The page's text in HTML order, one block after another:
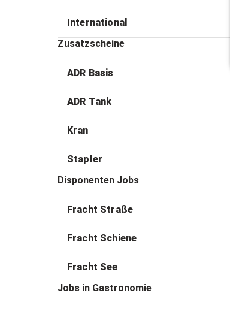
International
Zusatzscheine
ADR Basis
ADR Tank
Kran
Stapler
Disponenten Jobs
Fracht Straße
Fracht Schiene
Fracht See
Jobs in Gastronomie